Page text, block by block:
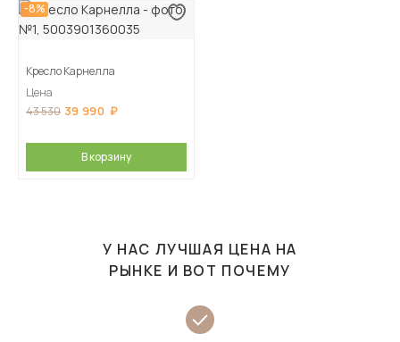
-8%
Кресло Карнелла
Цена
43 530 39 990
В корзину
У НАС ЛУЧШАЯ ЦЕНА НА
РЫНКЕ И ВОТ ПОЧЕМУ